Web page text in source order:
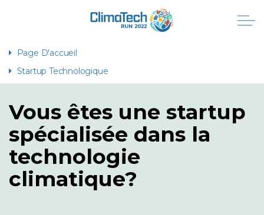
Page D'accueil
Startup Technologique
Vous êtes une startup
spécialisée dans la
technologie
climatique?